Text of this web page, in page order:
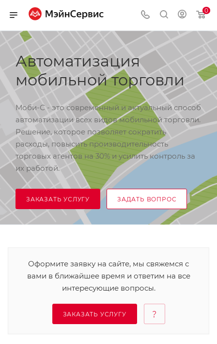
0
Автоматизация
мобильной торговли
Моби-С - это современный и актуальный способ
автоматизации всех видов мобильной торговли.
Решение, которое позволяет сократить
расходы, повысить производительность
торговых агентов на 30% и усилить контроль за
их работой.
ЗАКАЗАТЬ УСЛУГУ ЗАДАТЬ ВОПРОС
Оформите заявку на сайте, мы свяжемся с
вами в ближайшее время и ответим на все
интересующие вопросы.
ЗАКАЗАТЬ УСЛУГУ